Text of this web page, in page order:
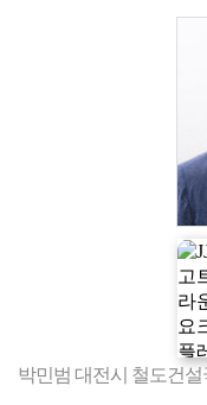
박민범 대전시 철도건